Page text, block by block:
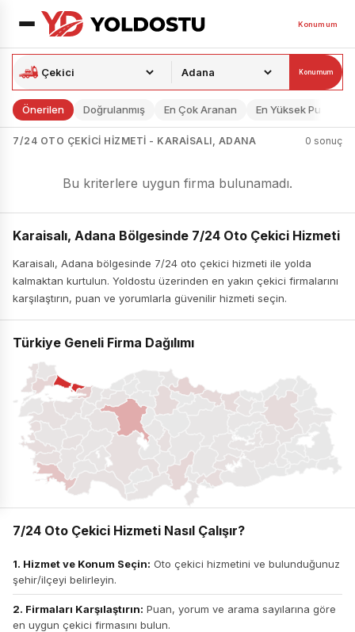
Konumum
Konumum
Önerilen Doğrulanmış En Çok Aranan En Yüksek Puan
7/24 OTO ÇEKICI HIZMETI - KARAISALI, ADANA 0 sonuç
Bu kriterlere uygun firma bulunamadı.
Karaisalı, Adana Bölgesinde 7/24 Oto Çekici Hizmeti
Karaisalı, Adana bölgesinde 7/24 oto çekici hizmeti ile yolda
kalmaktan kurtulun. Yoldostu üzerinden en yakın çekici firmalarını
karşılaştırın, puan ve yorumlarla güvenilir hizmeti seçin.
Türkiye Geneli Firma Dağılımı
7/24 Oto Çekici Hizmeti Nasıl Çalışır?
1. Hizmet ve Konum Seçin: Oto çekici hizmetini ve bulunduğunuz
şehir/ilçeyi belirleyin.
2. Firmaları Karşılaştırın: Puan, yorum ve arama sayılarına göre
en uygun çekici firmasını bulun.